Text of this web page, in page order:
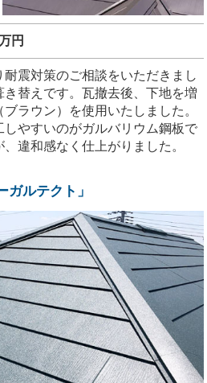
円
震対策のご相談をいただきまし
替えです。瓦撤去後、下地を増
ラウン）を使用いたしました。
やすいのがガルバリウム鋼板で
違和感なく仕上がりました。
ガルテクト」